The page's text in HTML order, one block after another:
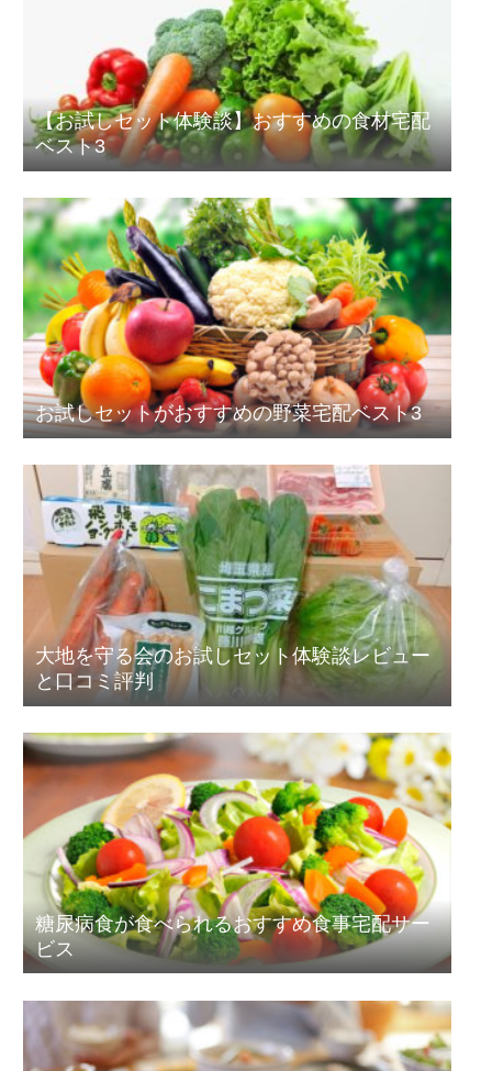
【お試しセット体験談】おすすめの食材宅配
ベスト3
お試しセットがおすすめの野菜宅配ベスト3
大地を守る会のお試しセット体験談レビュー
と口コミ評判
糖尿病食が食べられるおすすめ食事宅配サー
ビス